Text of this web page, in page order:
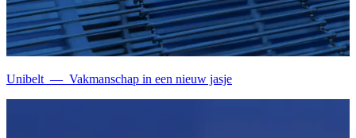
Unibelt — Vakmanschap in een nieuw jasje